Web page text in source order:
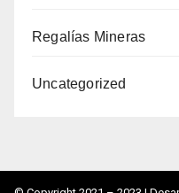
Regalías Mineras
Uncategorized